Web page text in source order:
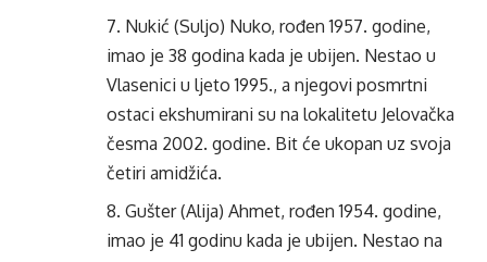
Nukić (Suljo) Nuko, rođen 1957. godine,
imao je 38 godina kada je ubijen. Nestao u
Vlasenici u ljeto 1995., a njegovi posmrtni
ostaci ekshumirani su na lokalitetu Jelovačka
česma 2002. godine. Bit će ukopan uz svoja
četiri amidžića.
Gušter (Alija) Ahmet, rođen 1954. godine,
imao je 41 godinu kada je ubijen. Nestao na